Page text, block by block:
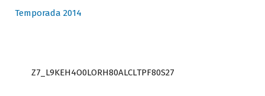
Temporada 2014
Z7_L9KEH4O0LORH80ALCLTPF80S27